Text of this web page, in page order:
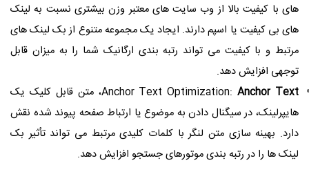
های با کیفیت بالا از وب سایت های معتبر وزن بیشتری نسبت به لینک
های بی کیفیت یا اسپم دارند. ایجاد یک مجموعه متنوع از بک لینک های
مرتبط و با کیفیت می تواند رتبه بندی ارگانیک شما را به میزان قابل
توجهی افزایش دهد.
Anchor Text Optimization:Anchor Text
، متن قابل کلیک یک
هایپرلینک، در سیگنال دادن به موضوع یا ارتباط صفحه پیوند شده نقش
دارد. بهینه سازی متن لنگر با کلمات کلیدی مرتبط می تواند تأثیر بک
لینک ها را در رتبه بندی موتورهای جستجو افزایش دهد.